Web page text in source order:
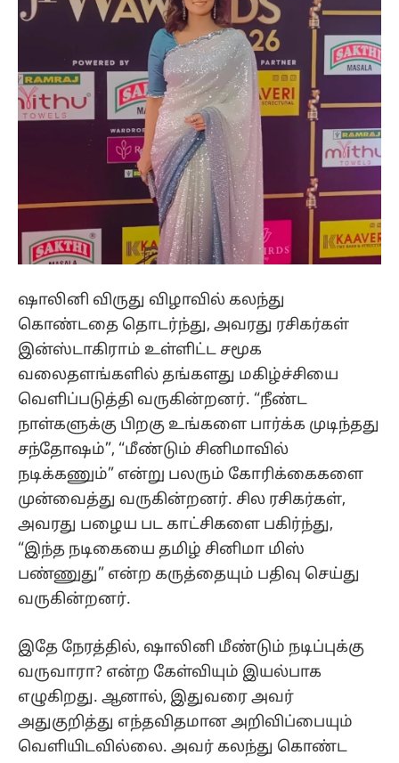
ஷாலினி விருது விழாவில் கலந்து
கொண்டதை தொடர்ந்து, அவரது ரசிகர்கள்
இன்ஸ்டாகிராம் உள்ளிட்ட சமூக
வலைதளங்களில் தங்களது மகிழ்ச்சியை
வெளிப்படுத்தி வருகின்றனர். “நீண்ட
நாள்களுக்கு பிறகு உங்களை பார்க்க முடிந்தது
சந்தோஷம்”, “மீண்டும் சினிமாவில்
நடிக்கணும்” என்று பலரும் கோரிக்கைகளை
முன்வைத்து வருகின்றனர். சில ரசிகர்கள்,
அவரது பழைய பட காட்சிகளை பகிர்ந்து,
“இந்த நடிகையை தமிழ் சினிமா மிஸ்
பண்ணுது” என்ற கருத்தையும் பதிவு செய்து
வருகின்றனர்.
இதே நேரத்தில், ஷாலினி மீண்டும் நடிப்புக்கு
வருவாரா? என்ற கேள்வியும் இயல்பாக
எழுகிறது. ஆனால், இதுவரை அவர்
அதுகுறித்து எந்தவிதமான அறிவிப்பையும்
வெளியிடவில்லை. அவர் கலந்து கொண்ட